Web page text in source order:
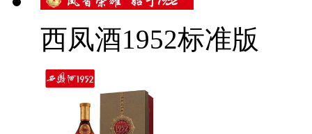
西凤酒1952标准版